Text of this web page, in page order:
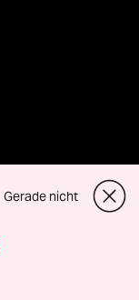
Gerade nicht